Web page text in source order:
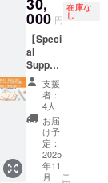
んな方
におす
すめ！
・お気
に入り
の星座
を“まと
う”体験
をして
みたい
・自分
へのご
褒美に
を、ぜ
ひご一
緒に！
緒だか
ら続け
られ
る！楽
しめ
る！
アーカ
イブ
で、好
きなタ
イミン
グで視
聴OK 季
節の節
トにま
とめま
した。
セット
内容：
・12星
座アロ
マスプ
レー
（30ml
× 12
本） ・
星と香
りの癒
分・全
12回／
イブ視
聴可）
四節氣
（春
分・夏
至・秋
分・冬
至）オ
ンライ
ンワー
ムで調
整いた
しま
す。 ＊
手帳の
お届け
は2025
年11月
予定で
す。手
帳カ
バー色
の組み
る 全6
回のオ
ンライ
ン講座
にご参
加いた
だけま
す。 講
座で
は、ホ
ロス
コープ
の読み
ス（※占
星術・
アロ
マ・香
りに関
連する
もの限
定）1
ページ
広告に
加え、
ご自身
で制作
000 円
在庫な
し
【Speci
al
Support
er】4分
の1
ページ
応援広
（¥30,0
00／手
帳3冊付
支援
者：
4人
お届
け予
定：
2025
年11
月
こ